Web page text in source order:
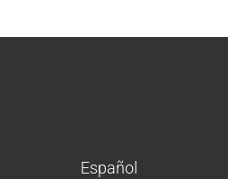
Español